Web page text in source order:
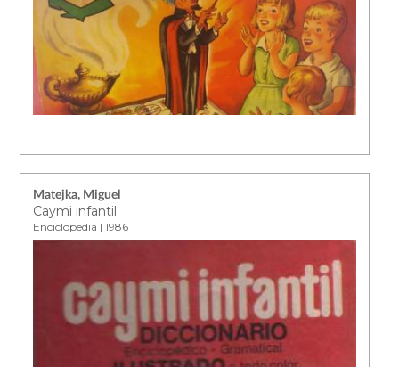
Matejka, Miguel
Caymi infantil
Enciclopedia | 1986